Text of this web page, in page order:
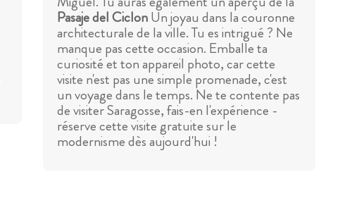
Pasaje del CiclonUn joyau dans la couronne
architecturale de la ville. Tu es intrigué ? Ne
manque pas cette occasion. Emballe ta
curiosité et ton appareil photo, car cette
visite n'est pas une simple promenade, c'est
un voyage dans le temps. Ne te contente pas
de visiter Saragosse, fais-en l'expérience -
réserve cette visite gratuite sur le
modernisme dès aujourd'hui !